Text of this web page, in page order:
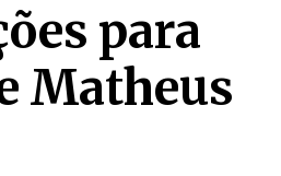
para
Matheus